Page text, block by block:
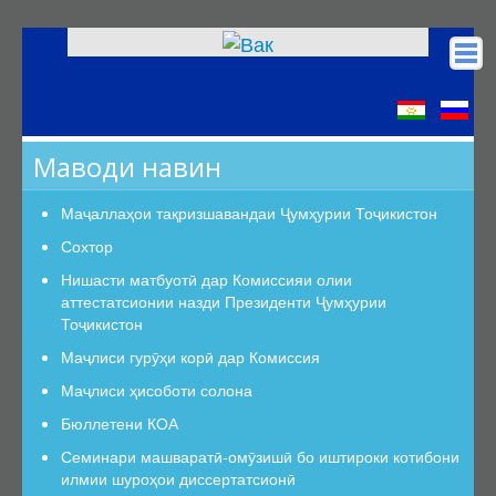
КОА
Низомномаҳо
Шуъбаи аттестатсионӣ
Шуъбаҳои аттестатсионии илмӣ
Дастурамалҳои вазифавии кормандони шуъба
Раёсат
Аъзои Раёсат
Маводи навин
Маҷаллаҳои тақризшавандаи Ҷумҳурии Тоҷикистон
Сохтор
Нишасти матбуотӣ дар Комиссияи олии
аттестатсионии назди Президенти Ҷумҳурии
Тоҷикистон
Маҷлиси гурӯҳи корӣ дар Комиссия
Маҷлиси ҳисоботи солона
Бюллетени КОА
Семинари машваратӣ-омӯзишӣ бо иштироки котибони
илмии шуроҳои диссертатсионӣ